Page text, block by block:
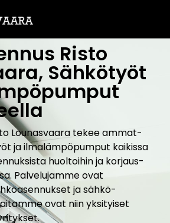
Risto
Sähkötyöt
Lounasvaara tekee ammat­
ja ilmalämpöpumput kaikissa
huoltoihin ja korjaus­
Palvelujamme ovat
ja sähkö­
ovat niin yksityiset